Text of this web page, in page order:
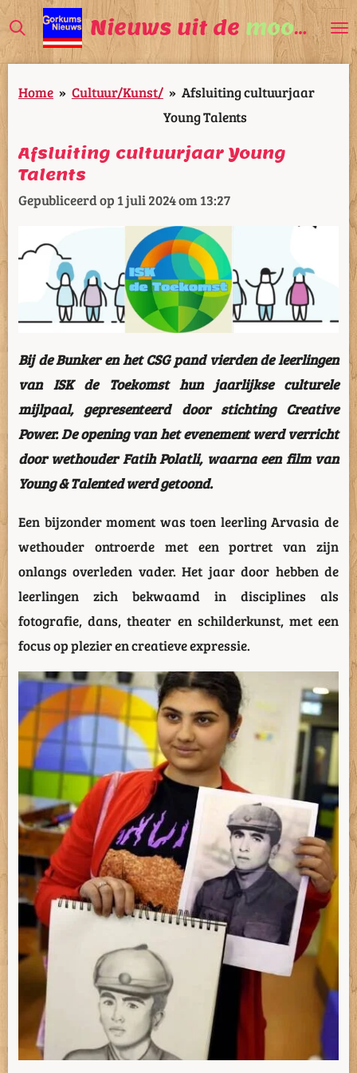
Ga
direct
naar
de
Nieuws uit de mooiste
Home » Cultuur/Kunst/ » Afsluiting cultuurjaar
Young Talents
Afsluiting cultuurjaar Young
Talents
Gepubliceerd op 1 juli 2024 om 13:27
Bij de Bunker en het CSG pand vierden de leerlingen
van ISK de Toekomst hun jaarlijkse culturele
mijlpaal, gepresenteerd door stichting Creative
Power. De opening van het evenement werd verricht
door wethouder Fatih Polatli, waarna een film van
Young & Talented werd getoond.
Een bijzonder moment was toen leerling Arvasia de
wethouder ontroerde met een portret van zijn
onlangs overleden vader. Het jaar door hebben de
leerlingen zich bekwaamd in disciplines als
fotografie, dans, theater en schilderkunst, met een
focus op plezier en creatieve expressie.